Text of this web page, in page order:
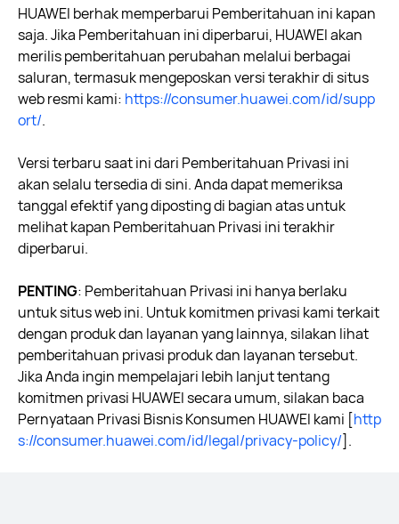
HUAWEI berhak memperbarui Pemberitahuan ini kapan
saja. Jika Pemberitahuan ini diperbarui, HUAWEI akan
merilis pemberitahuan perubahan melalui berbagai
saluran, termasuk mengeposkan versi terakhir di situs
web resmi kami: https://consumer.huawei.com/id/supp
ort/.
Versi terbaru saat ini dari Pemberitahuan Privasi ini
akan selalu tersedia di sini. Anda dapat memeriksa
tanggal efektif yang diposting di bagian atas untuk
melihat kapan Pemberitahuan Privasi ini terakhir
diperbarui.
PENTING: Pemberitahuan Privasi ini hanya berlaku
untuk situs web ini. Untuk komitmen privasi kami terkait
dengan produk dan layanan yang lainnya, silakan lihat
pemberitahuan privasi produk dan layanan tersebut.
Jika Anda ingin mempelajari lebih lanjut tentang
komitmen privasi HUAWEI secara umum, silakan baca
Pernyataan Privasi Bisnis Konsumen HUAWEI kami [http
s://consumer.huawei.com/id/legal/privacy-policy/].